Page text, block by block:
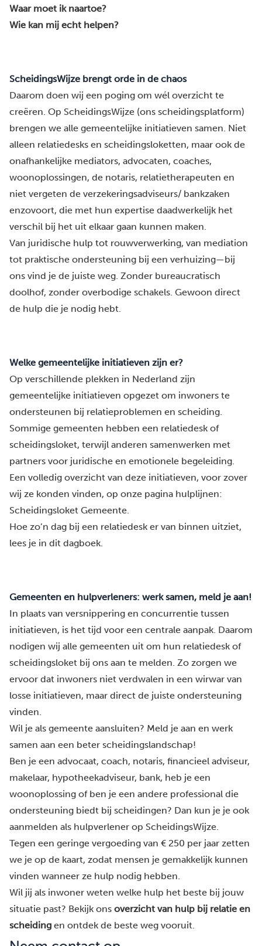
Waar moet ik naartoe?
Wie kan mij echt helpen?
ScheidingsWijze brengt orde in de chaos
Daarom doen wij een poging om wél overzicht te
creëren. Op ScheidingsWijze (ons scheidingsplatform)
brengen we alle gemeentelijke initiatieven samen. Niet
alleen relatiedesks en scheidingsloketten, maar ook de
onafhankelijke mediators, advocaten, coaches,
woonoplossingen, de notaris, relatietherapeuten en
niet vergeten de verzekeringsadviseurs/ bankzaken
enzovoort, die met hun expertise daadwerkelijk het
verschil bij het uit elkaar gaan kunnen maken.
Van juridische hulp tot rouwverwerking, van mediation
tot praktische ondersteuning bij een verhuizing—bij
ons vind je de juiste weg. Zonder bureaucratisch
doolhof, zonder overbodige schakels. Gewoon direct
de hulp die je nodig hebt.
Welke gemeentelijke initiatieven zijn er?
Op verschillende plekken in Nederland zijn
gemeentelijke initiatieven opgezet om inwoners te
ondersteunen bij relatieproblemen en scheiding.
Sommige gemeenten hebben een relatiedesk of
scheidingsloket, terwijl anderen samenwerken met
partners voor juridische en emotionele begeleiding.
Een volledig overzicht van deze initiatieven, voor zover
wij ze konden vinden, op onze pagina hulplijnen:
Scheidingsloket Gemeente.
Hoe zo’n dag bij een relatiedesk er van binnen uitziet,
lees je in dit dagboek.
Gemeenten en hulpverleners: werk samen, meld je aan!
In plaats van versnippering en concurrentie tussen
initiatieven, is het tijd voor een centrale aanpak. Daarom
nodigen wij alle gemeenten uit om hun relatiedesk of
scheidingsloket bij ons aan te melden. Zo zorgen we
ervoor dat inwoners niet verdwalen in een wirwar van
losse initiatieven, maar direct de juiste ondersteuning
vinden.
Wil je als gemeente aansluiten? Meld je aan en werk
samen aan een beter scheidingslandschap!
Ben je een advocaat, coach, notaris, financieel adviseur,
makelaar, hypotheekadviseur, bank, heb je een
woonoplossing of ben je een andere professional die
ondersteuning biedt bij scheidingen? Dan kun je je ook
aanmelden als hulpverlener op ScheidingsWijze.
Tegen een geringe vergoeding van € 250 per jaar zetten
we je op de kaart, zodat mensen je gemakkelijk kunnen
vinden wanneer ze hulp nodig hebben.
Wil jij als inwoner weten welke hulp het beste bij jouw
situatie past? Bekijk ons overzicht van hulp bij relatie en
scheiding en ontdek de beste weg vooruit.